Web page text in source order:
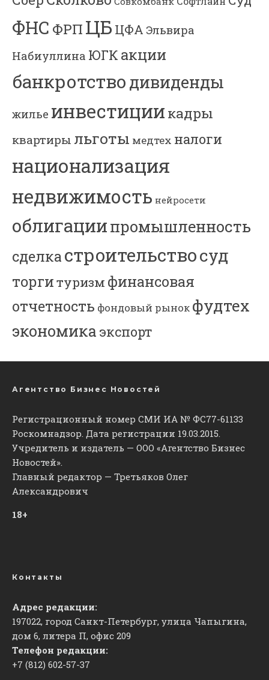
ФНС ФРП ЦБ ЦФА Эльвира
Набиуллина ЮГК акции
банкротство дивиденды
жилье инвестиции кадры
квартиры льготы медтех налоги
национализация
недвижимость нейросети
облигациипромышленность
сделкастроительствосуд
торгитуризм финансовая
отчетность фондовый рынок фудтех
экономика экспорт
Агентство Бизнес Новостей
Регистрационный номер СМИ ИА № ФС77-61133
Роскомнадзор. Дата регистрации 19.03.2015.
Учредитель и издатель — ООО «Агентство Бизнес
Новостей».
Главный редактор — Третьяков Олег
Александрович
18+
Контакты
Адрес редакции:
197022, город Санкт-Петербург, улица Чапыгина,
дом 6, литера П, офис 209
Телефон редакции:
+7 (812) 602-57-37